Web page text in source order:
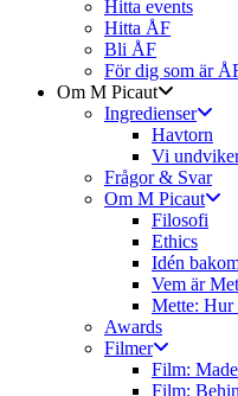
Hitta events
Hitta ÅF
Bli ÅF
För dig som är
Om M Picaut
Ingredienser
Havtorn
Vi
Frågor & Svar
Om M Picaut
Filosofi
Ethics
Idén
Vem är
Mette: Hur
Awards
Filmer
Film:
Film: